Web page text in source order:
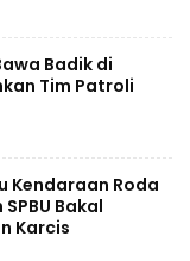
Badik di
Tim Patroli
Kendaraan Roda
Bakal
Karcis